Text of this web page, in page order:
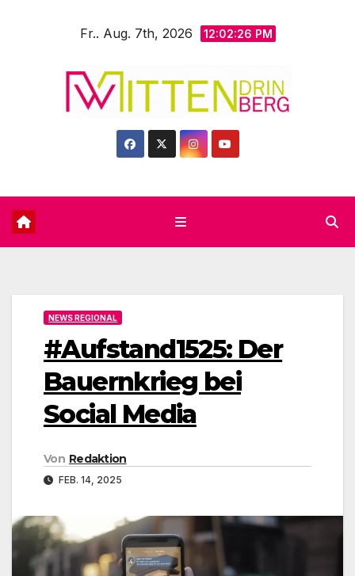
Fr.. Aug. 7th, 2026 12:02:28 PM
NEWS REGIONAL
#Aufstand1525: Der
Bauernkrieg bei
Social Media
Von Redaktion
FEB. 14, 2025